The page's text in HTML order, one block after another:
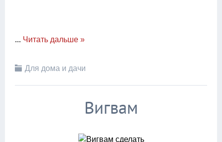
... Читать дальше »
Для дома и дачи
Вигвам